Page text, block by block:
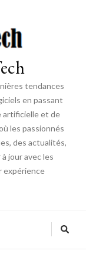
tendances
en passant
artificielle et de
les passionnés
des actualités,
jour avec les
expérience